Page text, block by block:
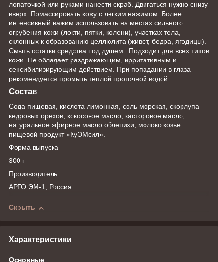
лопаточкой или руками нанести скраб. Двигаться нужно снизу
вверх. Помассировать кожу с легким нажимом. Более
интенсивный нажим использовать на местах сильного
огрубения кожи (локти, пятки, колени), участках тела,
склонных к образованию целлюлита (живот, бедра, ягодицы).
Смыть остатки средства под душем. Подходит для всех типов
кожи. Не обладает раздражающим, ирритативным и
сенсибилизирующим действием. При попадании в глаза –
рекомендуется промыть теплой проточной водой.
Состав
Сода пищевая, кислота лимонная, соль морская, скорлупа
кедровых орехов, кокосовое масло, касторовое масло,
натуральное эфирное масло облепихи, молоко козье
пищевой продукт «КуЭМсил».
Форма выпуска
300 г
Производитель
АРГО ЭМ-1, Россия
Скрыть
Характеристики
Основные